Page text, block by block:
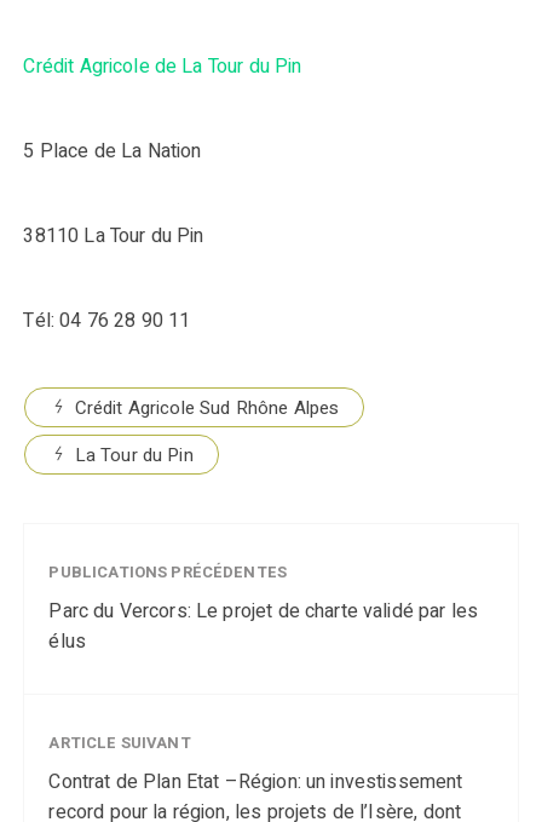
Crédit Agricole de La Tour du Pin
5 Place de La Nation
38110 La Tour du Pin
Tél: 04 76 28 90 11
Crédit Agricole Sud Rhône Alpes
La Tour du Pin
PUBLICATIONS PRÉCÉDENTES
Parc du Vercors: Le projet de charte validé par les
élus
ARTICLE SUIVANT
Contrat de Plan Etat –Région: un investissement
record pour la région, les projets de l’Isère, dont